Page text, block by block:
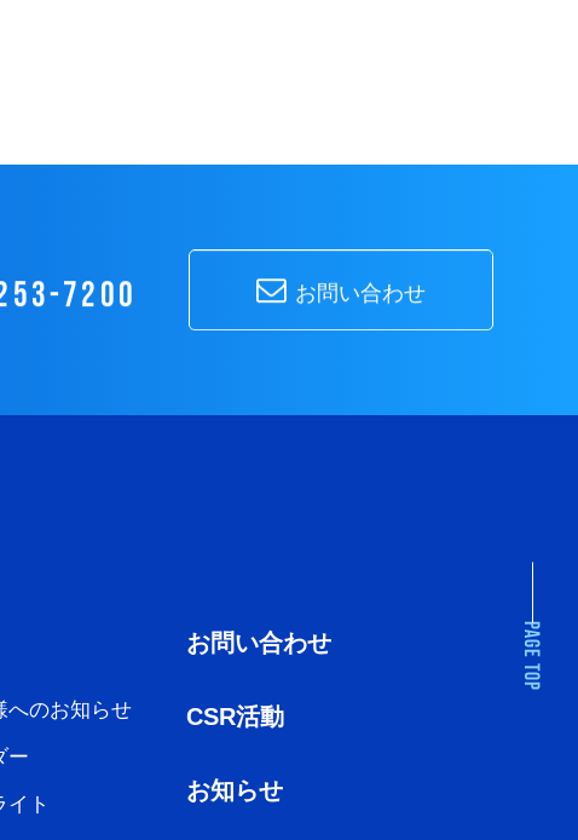
7200 お問い合わせ
へのお知らせ
ー
イト
お問い合わせ
CSR活動
お知らせ